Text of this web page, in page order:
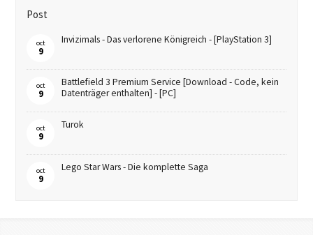
Post
oct
9
Invizimals - Das verlorene Königreich - [PlayStation 3]
oct
9
Battlefield 3 Premium Service [Download - Code, kein
Datenträger enthalten] - [PC]
oct
9
Turok
oct
9
Lego Star Wars - Die komplette Saga